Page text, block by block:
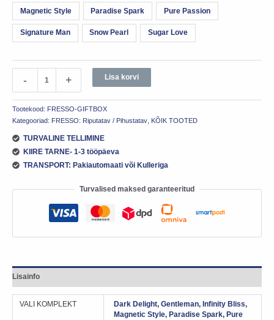
Magnetic Style Paradise Spark Pure Passion
Signature Man Snow Pearl Sugar Love
- + Lisa korvi
Tootekood: FRESSO-GIFTBOX
Kategooriad: FRESSO: Riputatav / Pihustatav KÕIK TOOTED
TURVALINE TELLIMINE
KIIRE TARNE- 1-3 tööpäeva
TRANSPORT: Pakiautomaati või Kulleriga
Turvalised maksed garanteeritud
Lisainfo
VALI KOMPLEKT
Dark Delight, Gentleman, Infinity Bliss,
Magnetic Style, Paradise Spark, Pure